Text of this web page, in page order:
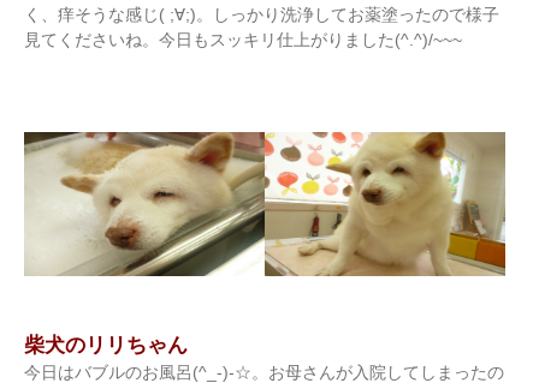
く、痒そうな感じ( ;∀;)。しっかり洗浄してお薬塗ったので様子
見てくださいね。今日もスッキリ仕上がりました(^.^)/~~~
柴犬のリリちゃん
今日はバブルのお風呂(^_-)-☆。お母さんが入院してしまったの